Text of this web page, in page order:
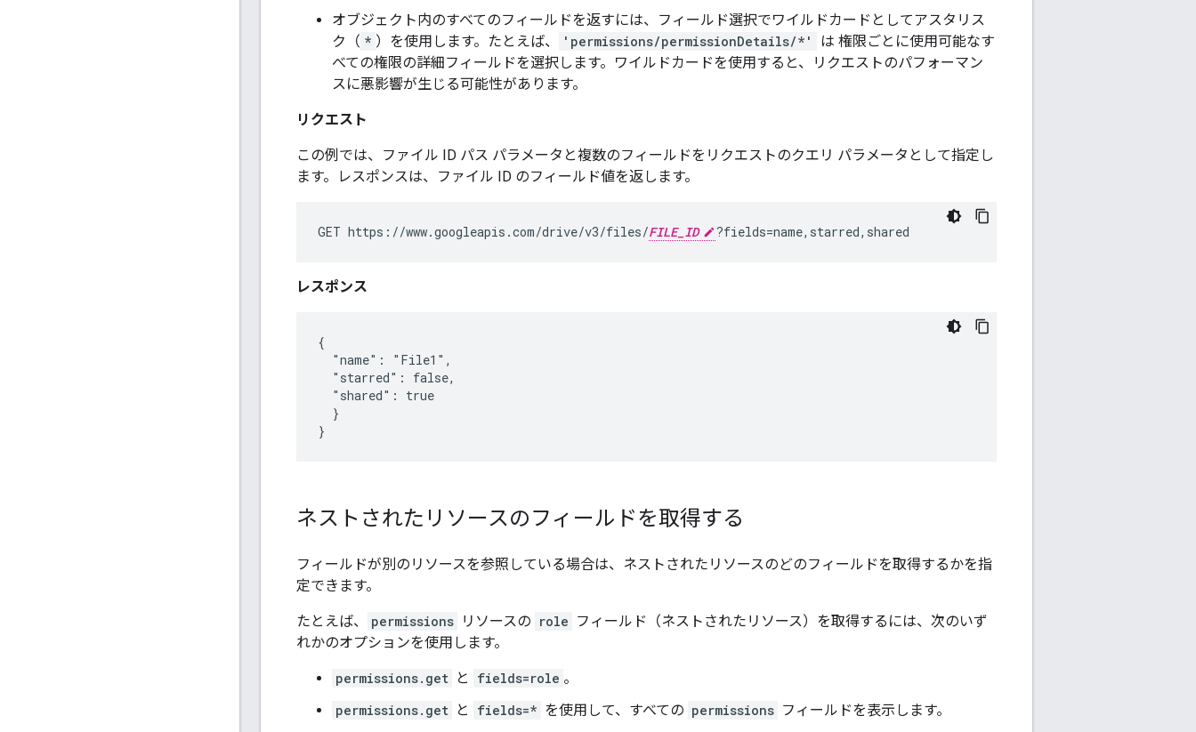
オブジェクト内のすべてのフィールドを返すには、フィールド選択でワイルドカードとしてアスタリス
ク（ * ）を使用します。たとえば、 'permissions/permissionDetails/*'
は 権限ごとに使用可能なす
べての権限の詳細フィールドを選択します。ワイルドカードを使用すると、リクエストのパフォーマン
スに悪影響が生じる可能性があります。
リクエスト
この例では、ファイル ID パス パラメータと複数のフィールドをリクエストのクエリ パラメータとして指定し
ます。レスポンスは、ファイル ID のフィールド値を返します。
GET https://www.googleapis.com/drive/v3/files/FILE_ID ?fields=name,starred,shared
レスポンス
{
  "name": "File1",
  "starred": false,
  "shared": true
  }
}
ネストされたリソースのフィールドを取得する
フィールドが別のリソースを参照している場合は、ネストされたリソースのどのフィールドを取得するかを指
定できます。
たとえば、 permissions リソースの role フィールド（ネストされたリソース）を取得するには、次のいず
れかのオプションを使用します。
permissions.get と fields=role 。
permissions.get と fields=* を使用して、すべての permissions フィールドを表示します。